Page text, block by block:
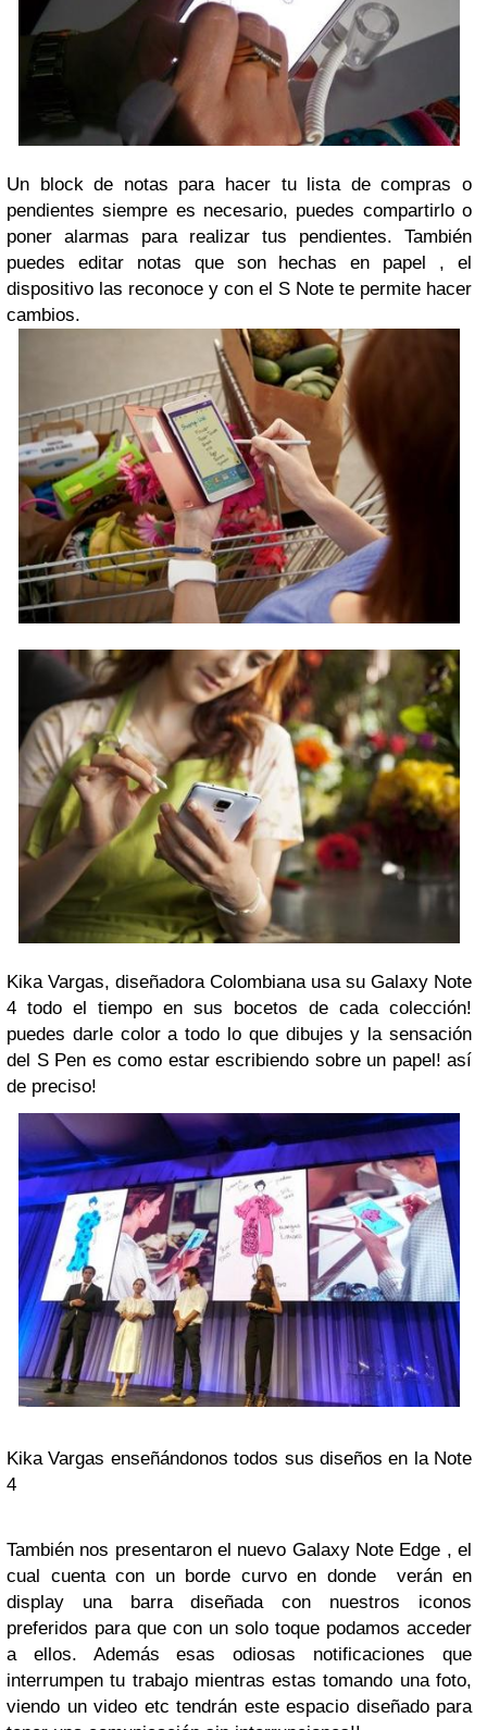
Un block de notas para hacer tu lista de compras o
pendientes siempre es necesario, puedes compartirlo o
poner alarmas para realizar tus pendientes. También
puedes editar notas que son hechas en papel , el
dispositivo las reconoce y con el S Note te permite hacer
cambios.
Kika Vargas, diseñadora Colombiana usa su Galaxy Note
4 todo el tiempo en sus bocetos de cada colección!
puedes darle color a todo lo que dibujes y la sensación
del S Pen es como estar escribiendo sobre un papel! así
de preciso!
Kika Vargas enseñándonos todos sus diseños en la Note
4
También nos presentaron el nuevo Galaxy Note Edge , el
cual cuenta con un borde curvo en donde verán en
display una barra diseñada con nuestros iconos
preferidos para que con un solo toque podamos acceder
a ellos. Además esas odiosas notificaciones que
interrumpen tu trabajo mientras estas tomando una foto,
viendo un video etc tendrán este espacio diseñado para